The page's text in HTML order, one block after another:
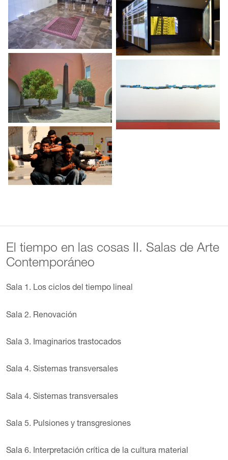
El tiempo en las cosas II. Salas de Arte
Contemporáneo
Sala 1. Los ciclos del tiempo lineal
Sala 2. Renovación
Sala 3. Imaginarios trastocados
Sala 4. Sistemas transversales
Sala 4. Sistemas transversales
Sala 5. Pulsiones y transgresiones
Sala 6. Interpretación crítica de la cultura material